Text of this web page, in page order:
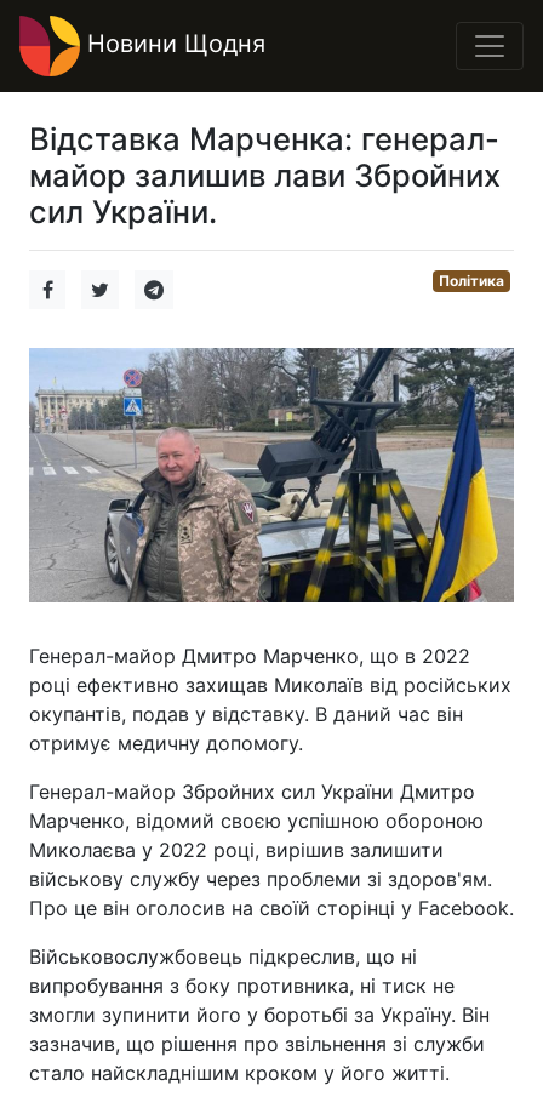
Новини Щодня
Відставка Марченка: генерал-
майор залишив лави Збройних
сил України.
Політика
Генерал-майор Дмитро Марченко, що в 2022
році ефективно захищав Миколаїв від російських
окупантів, подав у відставку. В даний час він
отримує медичну допомогу.
Генерал-майор Збройних сил України Дмитро
Марченко, відомий своєю успішною обороною
Миколаєва у 2022 році, вирішив залишити
військову службу через проблеми зі здоров'ям.
Про це він оголосив на своїй сторінці у Facebook.
Військовослужбовець підкреслив, що ні
випробування з боку противника, ні тиск не
змогли зупинити його у боротьбі за Україну. Він
зазначив, що рішення про звільнення зі служби
стало найскладнішим кроком у його житті.